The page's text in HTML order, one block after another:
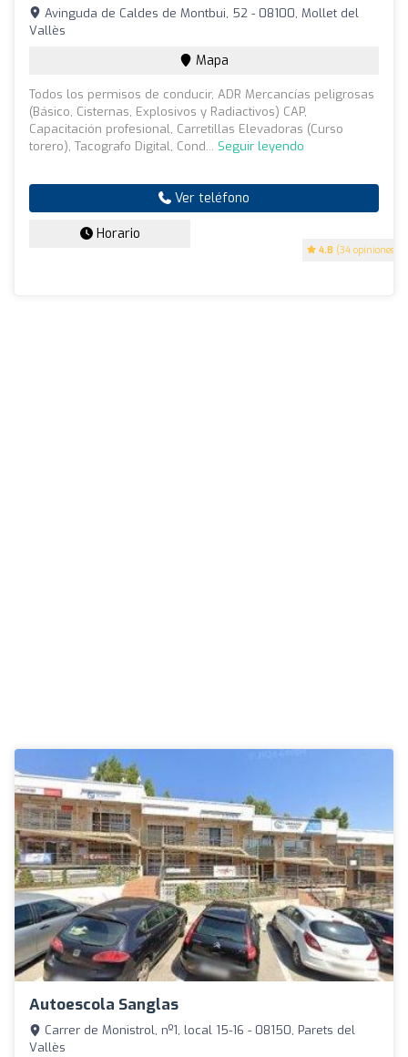
4.8 (34 opiniones)
Avinguda de Caldes de Montbui, 52 - 08100, Mollet del
Vallès
Mapa
Todos los permisos de conducir, ADR Mercancías peligrosas
(Básico, Cisternas, Explosivos y Radiactivos) CAP,
Capacitación profesional, Carretillas Elevadoras (Curso
torero), Tacografo Digital, Cond... Seguir leyendo
Ver teléfono
Horario
Autoescola Sanglas
Carrer de Monistrol, nº1, local 15-16 - 08150, Parets del
Vallès